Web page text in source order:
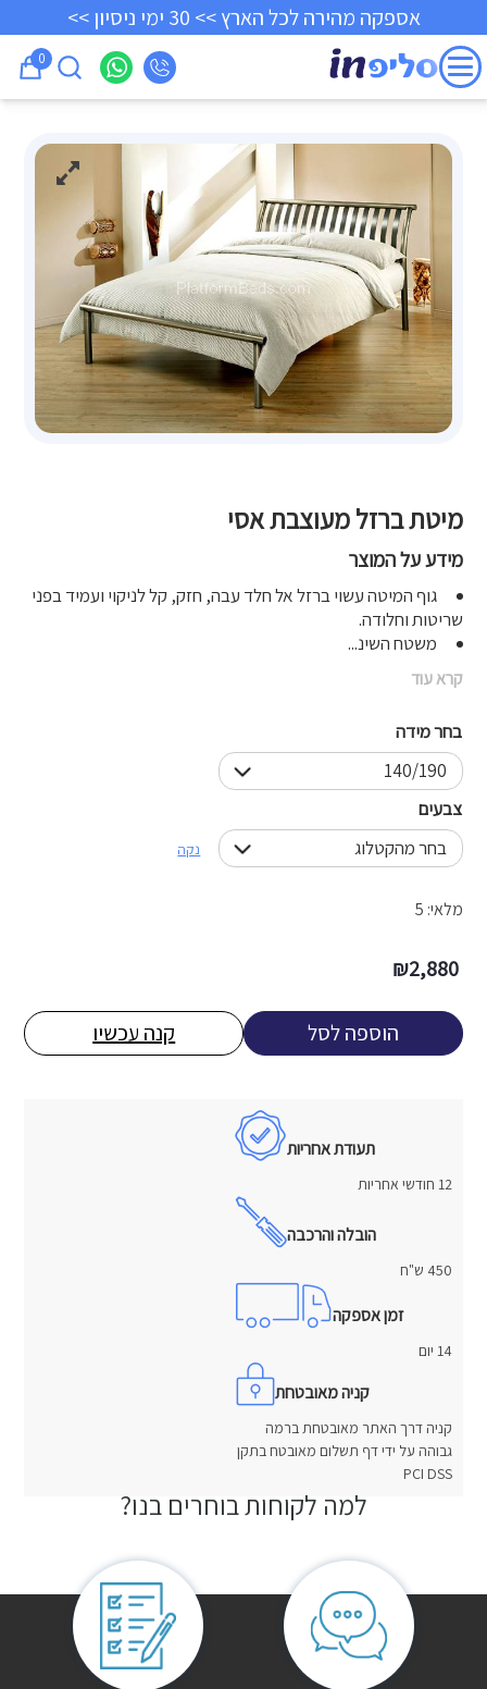
אספקה מהירה לכל הארץ >> 30 ימי ניסיון >>
0
מיטת ברזל מעוצבת אסי
מידע על המוצר
גוף המיטה עשוי ברזל אל חלד עבה, חזק, קל לניקוי ועמיד בפני
שריטות וחלודה.
משטח השינ...
קרא עוד
בחר מידה
צבעים
נקה
2,880
₪
מלאי: 5
הוספה לסל קנה עכשיו
תעודת אחריות
12 חודשי אחריות
הובלה והרכבה
450 ש"ח
זמן אספקה
14 יום
קניה מאובטחת
קניה דרך האתר מאובטחת ברמה
גבוהה על ידי דף תשלום מאובטח בתקן
PCI DSS
אין עדיין חוות דעת.
היה הראשון לכתוב סקירה “מיטת ברזל מעוצבת אסי”
האימייל לא יוצג באתר.
שדות החובה מסומנים
למה לקוחות בוחרים בנו?